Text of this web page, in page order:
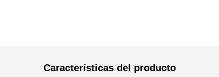
Características del producto